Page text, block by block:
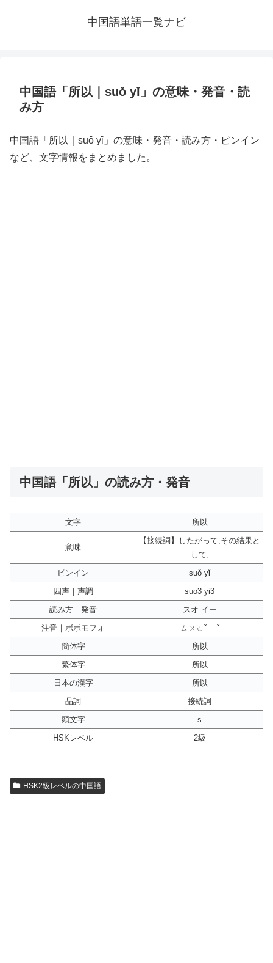
中国語単語一覧ナビ
中国語「所以｜suǒ yǐ」の意味・発音・読
み方
中国語「所以｜suǒ yǐ」の意味・発音・読み方・ピンイン
など、文字情報をまとめました。
中国語「所以」の読み方・発音
文字 所以
意味
【接続詞】したがって,その結果と
して,
ピンイン
suǒ yǐ
四声｜声調
suo3 yi3
読み方｜発音
スオ イー
注音｜ボポモフォ
ㄙㄨㄛˇ ㄧˇ
簡体字
所以
繁体字
所以
日本の漢字
所以
品詞
接続詞
頭文字
s
HSKレベル
2級
HSK2級レベルの中国語